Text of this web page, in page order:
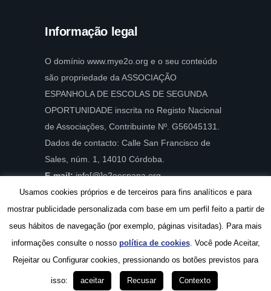
Informação legal
O domínio www.mye2o.org e o seu conteúdo
são propriedade da ASSOCIAÇÃO
ESPANHOLA DE ESCOLAS DE SEGUNDA
OPORTUNIDADE inscrita no Registo Nacional
de Associações, Contribuinte Nº. G56045131.
Dados de contacto: Calle San Francisco de
Sales, núm. 1, 14010 Córdoba.
E-mail:info[@]e2oespana.org.
© 2026 Associação Espanhola de Escolas de
Segunda Oportunidade - Todos os direitos
reservados.Web design Asdeideas Madrid
Política de Privacidade
Política de Cookies
Usamos cookies próprios e de terceiros para fins analíticos e para
mostrar publicidade personalizada com base em um perfil feito a partir de
seus hábitos de navegação (por exemplo, páginas visitadas). Para mais
informações consulte o nosso política de cookies. Você pode Aceitar,
Rejeitar ou Configurar cookies, pressionando os botões previstos para
isso: aceitar Recusar Contexto